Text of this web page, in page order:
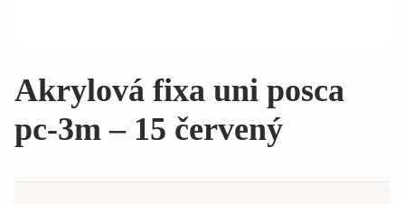
Akrylová fixa uni posca
pc-3m – 15 červený